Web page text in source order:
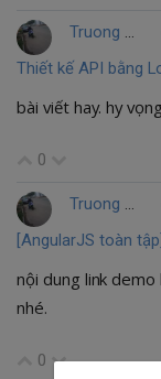
Truong Chi Nhan
bài viết hay. hy
0
Truong Chi Nhan
nội dung link demo
nhé.
0